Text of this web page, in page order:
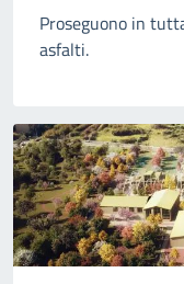
Proseguono in
asfalti.